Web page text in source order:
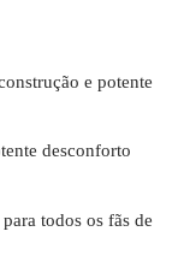
e potente
desconforto
todos os fãs de